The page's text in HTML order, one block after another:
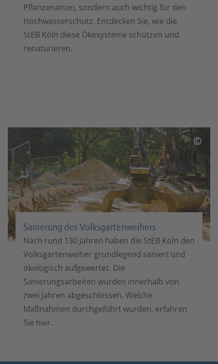
Pflanzenarten, sondern auch wichtig für den
Hochwasserschutz. Entdecken Sie, wie die
StEB Köln diese Ökosysteme schützen und
renaturieren.
©
Sanierung des Volksgartenweihers
Nach rund 130 Jahren haben die StEB Köln den
Volksgartenweiher grundlegend saniert und
ökologisch aufgewertet. Die
Sanierungsarbeiten wurden innerhalb von
zwei Jahren abgeschlossen. Welche
Maßnahmen durchgeführt wurden, erfahren
Sie hier.